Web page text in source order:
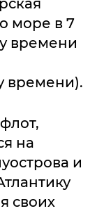
море в 7
времени
времени).
на
и
своих